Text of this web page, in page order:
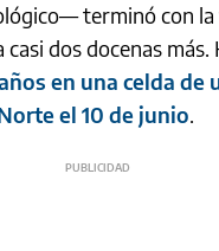
terminó con la
dos docenas más.
en una celda de
el 10 de junio.